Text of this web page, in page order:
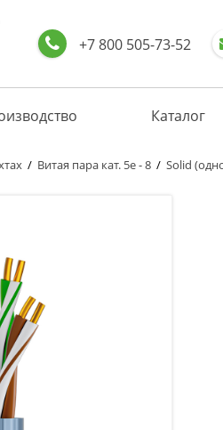
+7 800 505-73-52
Каталог
/ Витая пара кат. 5е - 8 / Solid